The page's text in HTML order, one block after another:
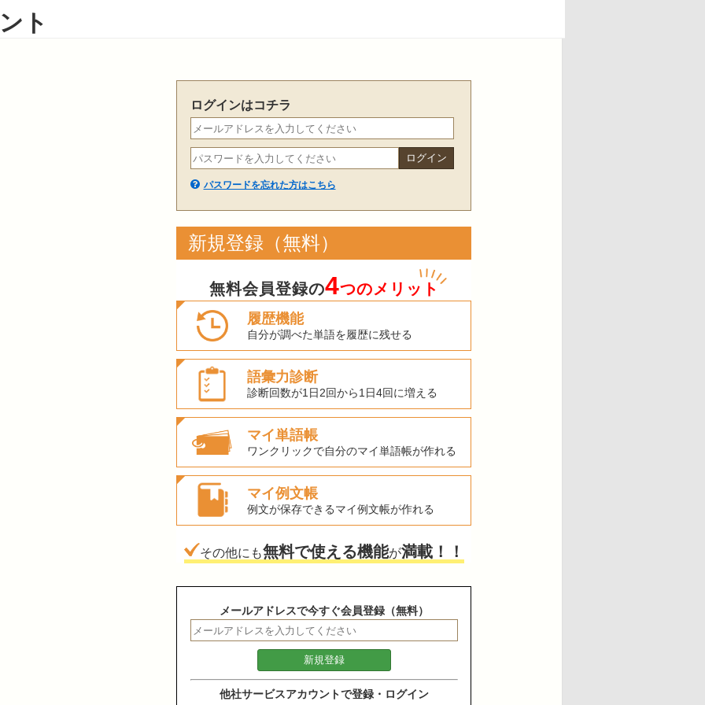
ト
ログインはコチラ
パスワードを忘れた方はこちら
新規登録（無料）
無料会員登録の4つのメリット
履歴機能
自分が調べた単語を履歴に残せる
語彙力診断
診断回数が1日2回から1日4回に増える
マイ単語帳
ワンクリックで自分のマイ単語帳が作れる
マイ例文帳
例文が保存できるマイ例文帳が作れる
その他にも無料で使える機能が満載！！
メールアドレスで今すぐ会員登録（無料）
他社サービスアカウントで登録・ログイン